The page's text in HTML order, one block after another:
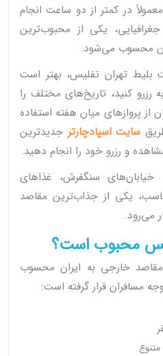
در کمتر از دو ساعت انجام
یکی از محبوب‌ترین
محسوب می‌شود.
بلیط تهران تفلیس، بهتر است
رزرو کنید، تاریخ‌های مختلف را
از پروازهای میان هفته استفاده
سایت اسپادچارتر جدیدترین
و رزرو خود را انجام دهید.
خیابان‌های سنگفرش، غذاهای
یکی از جذاب‌ترین مقاصد
می‌رود.
محبوب است؟
خارجی به ایران محسوب
مسافران قرار گرفته است: